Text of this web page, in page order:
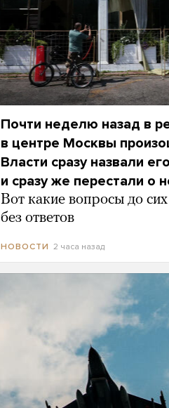
Почти неделю назад в
в центре Москвы
Власти сразу назвали
и сразу же перестали о
Вот какие вопросы до
без ответов
НОВОСТИ 2 часа назад